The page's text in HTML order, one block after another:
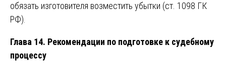
обязать изготовителя возместить убытки (ст. 1098 ГК
РФ).
Глава 14. Рекомендации по подготовке к судебному
процессу